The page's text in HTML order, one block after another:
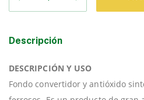
Descripción
DESCRIPCIÓN Y USO
Fondo convertidor y antióxido